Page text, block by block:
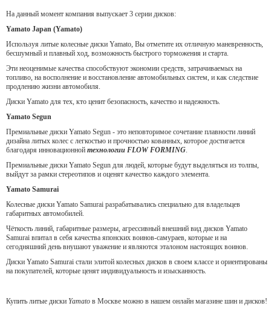
На данный момент компания выпускает 3 серии дисков:
Yamato Japan (Yamato)
Используя литые колесные диски Yamato, Вы отметите их отличную маневренность,
бесшумный и плавный ход, возможность быстрого торможения и старта.
Эти неоценимые качества способствуют экономии средств, затрачиваемых на
топливо, на восполнение и восстановление автомобильных систем, и как следствие
продлению жизни автомобиля.
Диски Yamato для тех, кто ценит безопасность, качество и надежность.
Yamato Segun
Премиальные диски Yamato Segun - это неповторимое сочетание плавности линий
дизайна литых колес с легкостью и прочностью кованных, которое достигается
благодаря инновационной технологии FLOW FORMING.
Премиальные диски Yamato Segun для людей, которые будут выделяться из толпы,
выйдут за рамки стереотипов и оценят качество каждого элемента.
Yamato Samurai
Колесные диски Yamato Samurai разрабатывались специально для владельцев
габаритных автомобилей.
Чёткость линий, габаритные размеры, агрессивный внешний вид дисков Yamato
Samurai впитал в себя качества японских воинов-самураев, которые и на
сегодняшний день внушают уважение и являются эталоном настоящих воинов.
Диски Yamato Samurai стали элитой колесных дисков в своем классе и ориентированы
на покупателей, которые ценят индивидуальность и изысканность.
Купить литые диски Yamato в Москве можно в нашем онлайн магазине шин и дисков!